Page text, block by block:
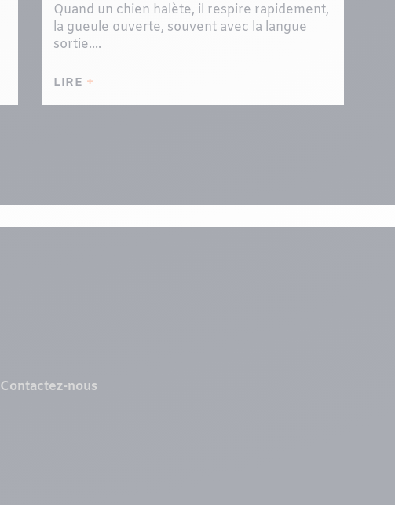
Quand un chien halète, il respire rapidement,
la gueule ouverte, souvent avec la langue
sortie....
LIRE
Contactez-nous